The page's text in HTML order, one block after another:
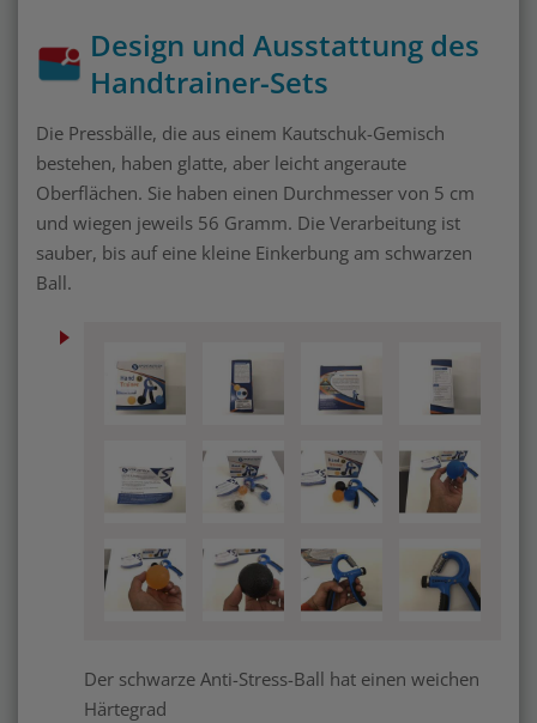
Design und Ausstattung des
Handtrainer-Sets
Die Pressbälle, die aus einem Kautschuk-Gemisch
bestehen, haben glatte, aber leicht angeraute
Oberflächen. Sie haben einen Durchmesser von 5 cm
und wiegen jeweils 56 Gramm. Die Verarbeitung ist
sauber, bis auf eine kleine Einkerbung am schwarzen
Ball.
Der schwarze Anti-Stress-Ball hat einen weichen
Härtegrad